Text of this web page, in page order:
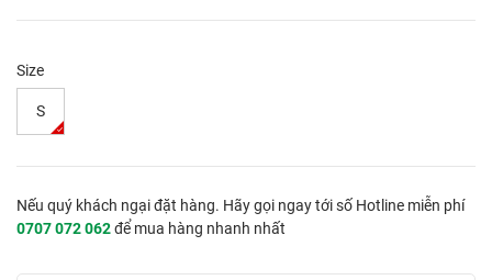
Size
S
Nếu quý khách ngại đặt hàng. Hãy gọi ngay tới số Hotline miễn phí
0707 072 062để mua hàng nhanh nhất